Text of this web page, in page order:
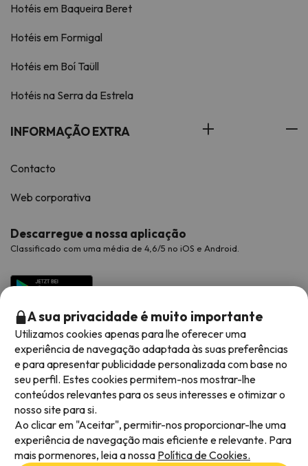
Hotéis em Baqueira Beret
Hotéis em Formigal
Hotéis em Boí Taüll
Hotéis na Serra da Estrela
INFORMAÇÃO EXTRA
Contacto
Web corporativa
Descarregue a nossa aplicação
Classificado com uma média de 4,6/5 no iOS e Android.
Métodos de pagamento disponíveis
A sua privacidade é muito importante
Utilizamos cookies apenas para lhe oferecer uma
experiência de navegação adaptada às suas preferências
e para apresentar publicidade personalizada com base no
seu perfil. Estes cookies permitem-nos mostrar-lhe
conteúdos relevantes para os seus interesses e otimizar o
nosso site para si.
Ao clicar em "Aceitar", permitir-nos proporcionar-lhe uma
experiência de navegação mais eficiente e relevante. Para
mais pormenores, leia a nossa Política de Cookies.